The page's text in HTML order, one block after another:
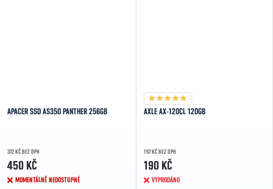
APACER SSD AS350 PANTHER 256GB
372 KČ BEZ DPH
450 KČ
MOMENTÁLNĚ NEDOSTUPNÉ
AXLE AX-120CL 120GB
157 KČ BEZ DPH
190 KČ
VYPRODÁNO